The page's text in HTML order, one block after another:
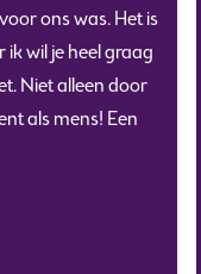
ons was. Het is
ik wil je heel graag
Niet alleen door
als mens! Een